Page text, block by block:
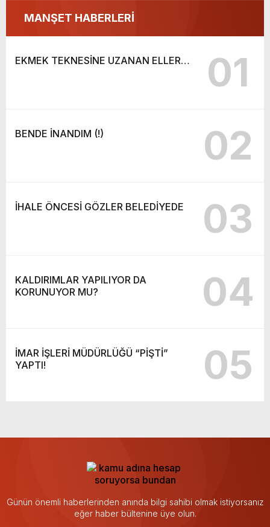
MANŞET HABERLERİ
EKMEK TEKNESİNE UZANAN ELLER… 01
BENDE İNANDIM (!) 02
İHALE ÖNCESİ GÖZLER BELEDİYEDE 03
KALDIRIMLAR YAPILIYOR DA
KORUNUYOR MU?
04
İMAR İŞLERİ MÜDÜRLÜĞÜ “PİŞTİ”
YAPTI!
05
Günün önemli haberlerinden anında bilgi sahibi olmak istiyorsanız
eğer haber bültenine üye olun.